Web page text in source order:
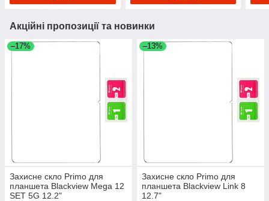
Акційні пропозиції та новинки
–17%
Захисне скло Primo для
планшета Blackview Mega 12
SET 5G 12.2"
–13%
Захисне скло Primo для
планшета Blackview Link 8
12.7"